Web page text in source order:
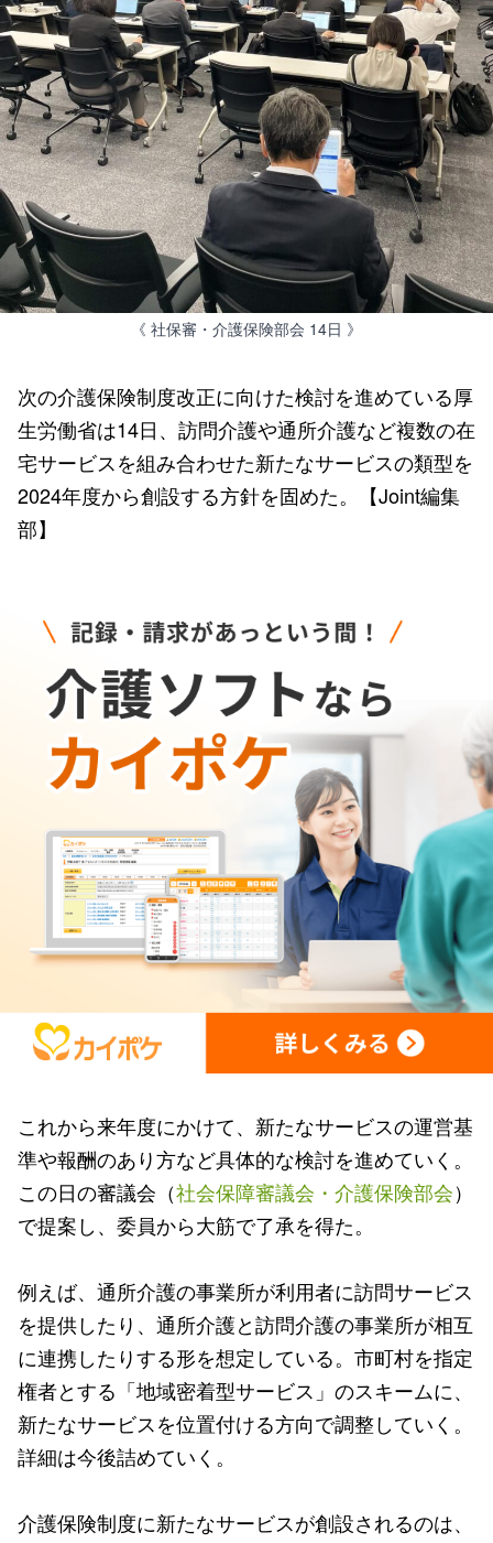
《 社保審・介護保険部会 14日 》
次の介護保険制度改正に向けた検討を進めている厚
生労働省は14日、訪問介護や通所介護など複数の在
宅サービスを組み合わせた新たなサービスの類型を
2024年度から創設する方針を固めた。【Joint編集
部】
これから来年度にかけて、新たなサービスの運営基
準や報酬のあり方など具体的な検討を進めていく。
この日の審議会（社会保障審議会・介護保険部会）
で提案し、委員から大筋で了承を得た。
例えば、通所介護の事業所が利用者に訪問サービス
を提供したり、通所介護と訪問介護の事業所が相互
に連携したりする形を想定している。市町村を指定
権者とする「地域密着型サービス」のスキームに、
新たなサービスを位置付ける方向で調整していく。
詳細は今後詰めていく。
介護保険制度に新たなサービスが創設されるのは、